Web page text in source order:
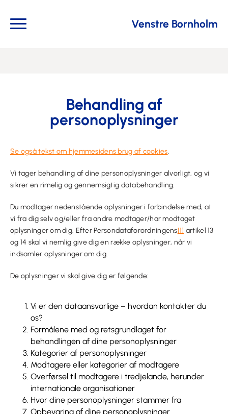
Venstre Bornholm
Behandling af
personoplysninger
Se også tekst om hjemmesidens brug af cookies.
Vi tager behandling af dine personoplysninger alvorligt, og vi
sikrer en rimelig og gennemsigtig databehandling.
Du modtager nedenstående oplysninger i forbindelse med, at
vi fra dig selv og/eller fra andre modtager/har modtaget
oplysninger om dig. Efter Persondataforordningens[1] artikel 13
og 14 skal vi nemlig give dig en række oplysninger, når vi
indsamler oplysninger om dig.
De oplysninger vi skal give dig er følgende:
Vi er den dataansvarlige – hvordan kontakter du
os?
Formålene med og retsgrundlaget for
behandlingen af dine personoplysninger
Kategorier af personoplysninger
Modtagere eller kategorier af modtagere
Overførsel til modtagere i tredjelande, herunder
internationale organisationer
Hvor dine personoplysninger stammer fra
Opbevaring af dine personoplysninger